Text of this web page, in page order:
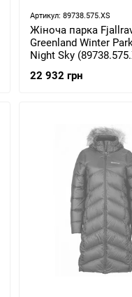
Артикул: 89738.575.XS
Жіноча парка
Greenland Winter
Night Sky
22 932 грн